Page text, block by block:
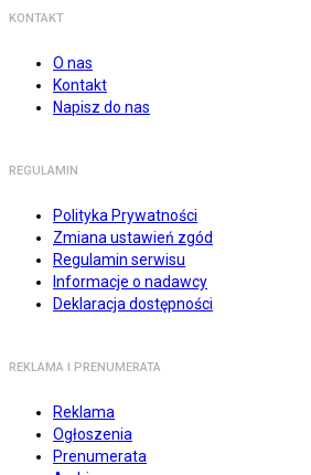
KONTAKT
O nas
Kontakt
Napisz do nas
REGULAMIN
Polityka Prywatności
Zmiana ustawień zgód
Regulamin serwisu
Informacje o nadawcy
Deklaracja dostępności
REKLAMA I PRENUMERATA
Reklama
Ogłoszenia
Prenumerata